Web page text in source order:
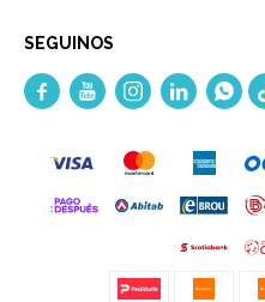
SEGUINOS
    